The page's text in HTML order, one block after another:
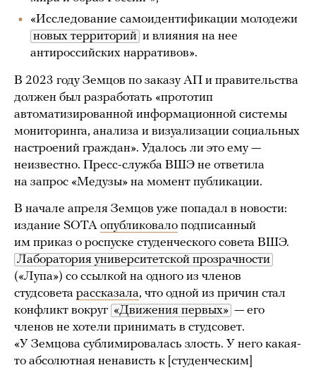
«Исследование самоидентификации молодежи
новых территорий и влияния на нее
антироссийских нарративов».
В 2023 году Земцов по заказу АП и правительства
должен был разработать «прототип
автоматизированной информационной системы
мониторинга, анализа и визуализации социальных
настроений граждан». Удалось ли это ему —
неизвестно. Пресс-служба ВШЭ не ответила
на запрос «Медузы» на момент публикации.
В начале апреля Земцов уже попадал в новости:
издание SOTA опубликовало подписанный
им приказ о роспуске студенческого совета ВШЭ.
Лаборатория университетской прозрачности
(«Лупа») со ссылкой на одного из членов
студсовета рассказала, что одной из причин стал
конфликт вокруг «Движения первых» — его
членов не хотели принимать в студсовет.
«У Земцова сублимировалась злость. У него какая-
то абсолютная ненависть к [студенческим]